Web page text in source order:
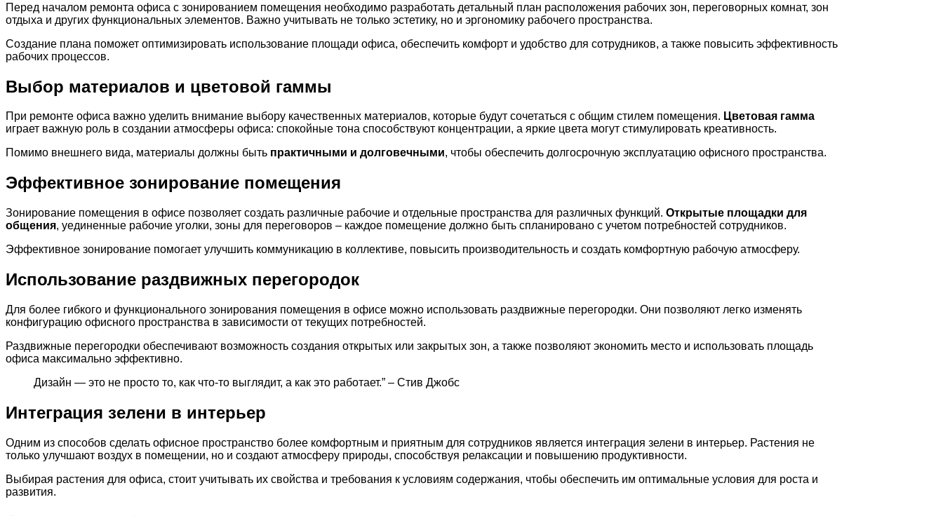
Перед началом ремонта офиса с зонированием помещения необходимо разработать детальный план расположения рабочих зон, переговорных комнат, зон
отдыха и других функциональных элементов. Важно учитывать не только эстетику, но и эргономику рабочего пространства.
Создание плана поможет оптимизировать использование площади офиса, обеспечить комфорт и удобство для сотрудников, а также повысить эффективность
рабочих процессов.
Выбор материалов и цветовой гаммы
При ремонте офиса важно уделить внимание выбору качественных материалов, которые будут сочетаться с общим стилем помещения. Цветовая гамма
играет важную роль в создании атмосферы офиса: спокойные тона способствуют концентрации, а яркие цвета могут стимулировать креативность.
Помимо внешнего вида, материалы должны быть практичными и долговечными, чтобы обеспечить долгосрочную эксплуатацию офисного пространства.
Эффективное зонирование помещения
Зонирование помещения в офисе позволяет создать различные рабочие и отдельные пространства для различных функций. Открытые площадки для
общения, уединенные рабочие уголки, зоны для переговоров – каждое помещение должно быть спланировано с учетом потребностей сотрудников.
Эффективное зонирование помогает улучшить коммуникацию в коллективе, повысить производительность и создать комфортную рабочую атмосферу.
Использование раздвижных перегородок
Для более гибкого и функционального зонирования помещения в офисе можно использовать раздвижные перегородки. Они позволяют легко изменять
конфигурацию офисного пространства в зависимости от текущих потребностей.
Раздвижные перегородки обеспечивают возможность создания открытых или закрытых зон, а также позволяют экономить место и использовать площадь
офиса максимально эффективно.
Дизайн — это не просто то, как что-то выглядит, а как это работает.” – Стив Джобс
Интеграция зелени в интерьер
Одним из способов сделать офисное пространство более комфортным и приятным для сотрудников является интеграция зелени в интерьер. Растения не
только улучшают воздух в помещении, но и создают атмосферу природы, способствуя релаксации и повышению продуктивности.
Выбирая растения для офиса, стоит учитывать их свойства и требования к условиям содержания, чтобы обеспечить им оптимальные условия для роста и
развития.